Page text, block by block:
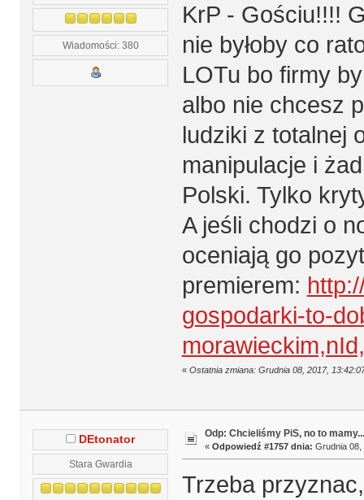
Wiadomości: 380
KrP - Gościu!!!!
nie byłoby co
LOTu bo firmy
albo nie chcesz
ludziki z totalnej
manipulacje i
Polski. Tylko
A jeśli chodzi o
oceniają go
premierem:
gospodarki-to-
« Ostatnia zmiana: Grudnia 08, 2017,
DEtonator
Stara Gwardia
Odp: Chcieliśmy PiS, no to
« Odpowiedź #1757 dnia: Grudnia 08,
Trzeba